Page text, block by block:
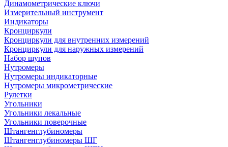
Динамометрические ключи
Измерительный инструмент
Индикаторы
Кронциркули
Кронциркули для внутренних измерений
Кронциркули для наружных измерений
Набор щупов
Нутромеры
Нутромеры индикаторные
Нутромеры микрометрические
Рулетки
Угольники
Угольники лекальные
Угольники поверочные
Штангенглубиномеры
Штангенглубиномеры ШГ